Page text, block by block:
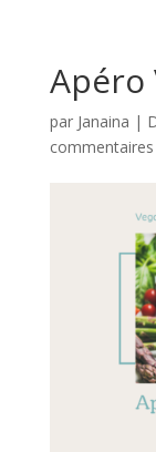
Apéro
par Janaina |
commentaires